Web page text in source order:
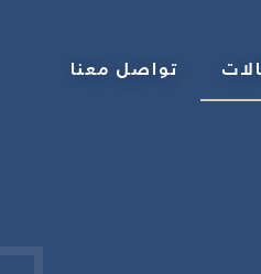
تواصل معنا